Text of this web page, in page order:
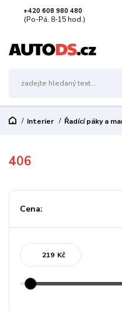
+420 608 980 480
(Po-Pá, 8-15 hod.)
Interier Řadící páky a
406
Cena:
Kč